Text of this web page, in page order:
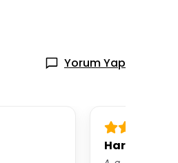
Yorum Yap
Harika ürün